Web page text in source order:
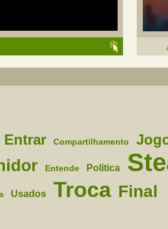
Entrar Compartilhamento
Entende Politica
Usados Troca Final